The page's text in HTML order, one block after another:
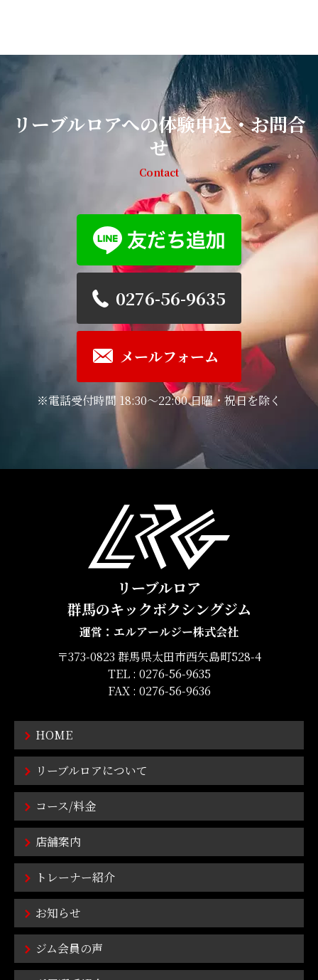
リーブルロアへの体験申込・お問合
せ
Contact
0276-56-9635
メールフォーム
※電話受付時間 18:30～22:00 日曜・祝日を除く
リーブルロア
群馬のキックボクシングジム
運営：エルアールジー株式会社
〒373-0823 群馬県太田市西矢島町528-4
TEL : 0276-56-9635
FAX : 0276-56-9636
HOME
リーブルロアについて
コース/料金
店舗案内
トレーナー紹介
お知らせ
ジム会員の声